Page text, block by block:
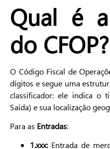
Qual é
do CFOP?
O Código Fiscal de
dígitos e segue uma
classificador: ele indica o
Saída) e sua localização
Para as Entradas:
1.xxx:Entrada de